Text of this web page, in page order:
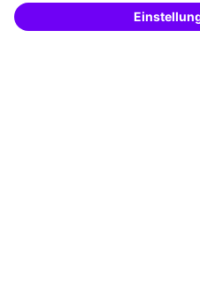
Transfercoaching
– schnell und treffsicher.